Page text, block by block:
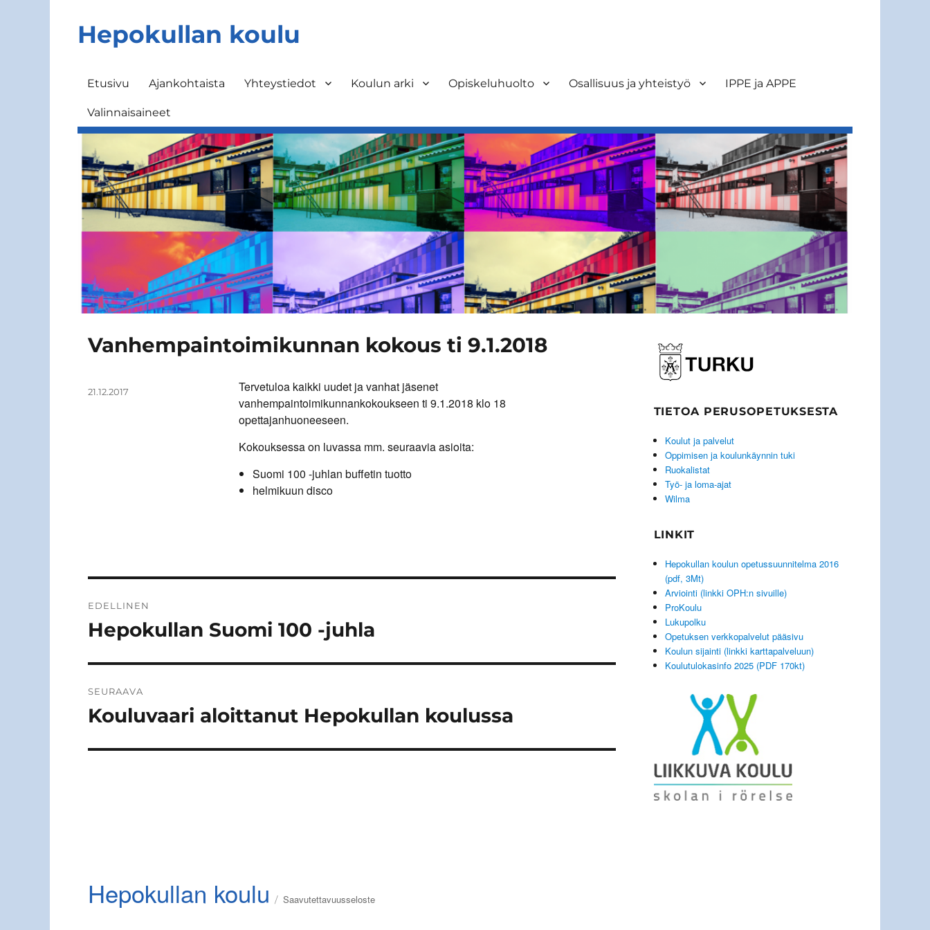
Hepokullan koulu
Etusivu Ajankohtaista Yhteystiedot Koulun arki Opiskeluhuolto Osallisuus ja yhteistyö IPPE ja APPE
Valinnaisaineet
Vanhempaintoimikunnan kokous ti 9.1.2018
Tervetuloa kaikki uudet ja vanhat jäsenet
vanhempaintoimikunnankokoukseen ti 9.1.2018 klo 18
opettajanhuoneeseen.
Kokouksessa on luvassa mm. seuraavia asioita:
Suomi 100 -juhlan buffetin tuotto
helmikuun disco
Julkaistu
21.12.2017
selaus
EDELLINEN
Edellinen
Hepokullan Suomi 100 -juhla
SEURAAVA
Seuraava
Kouluvaari aloittanut Hepokullan koulussa
TIETOA PERUSOPETUKSESTA
Koulut ja palvelut
Oppimisen ja koulunkäynnin tuki
Ruokalistat
Työ- ja loma-ajat
Wilma
LINKIT
Hepokullan koulun opetussuunnitelma 2016
(pdf, 3Mt)
Arviointi (linkki OPH:n sivuille)
ProKoulu
Lukupolku
Opetuksen verkkopalvelut pääsivu
Koulun sijainti (linkki karttapalveluun)
Koulutulokasinfo 2025 (PDF 170kt)
Hepokullan koulu Saavutettavuusseloste